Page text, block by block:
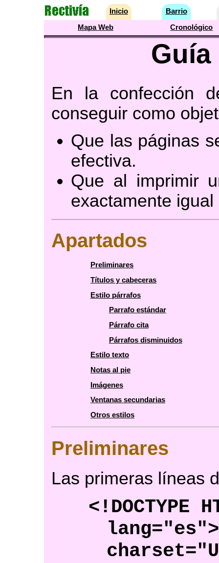
Inicio Barrio
Mapa Web Cronológico
En la confección
conseguir como
Que las páginas
efectiva.
Que al imprimir
exactamente
Apartados
Preliminares
Títulos y cabeceras
Estilo párrafos
Parrafo estándar
Párrafo cita
Párrafos disminuidos
Estilo texto
Notas al pie
Imágenes
Ventanas secundarias
Otros estilos
Preliminares
Las primeras líneas
<!DOCTYPE